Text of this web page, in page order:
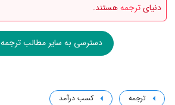
دنیایترجمههستند.
دسترسی به سایر مطالب ترجمه
ترجمه کسب درآمد